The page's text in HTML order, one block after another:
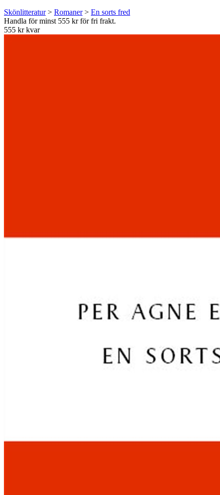
Skönlitteratur> Romaner> En sorts fred
Handla för minst 555 kr för fri frakt.
555 kr kvar